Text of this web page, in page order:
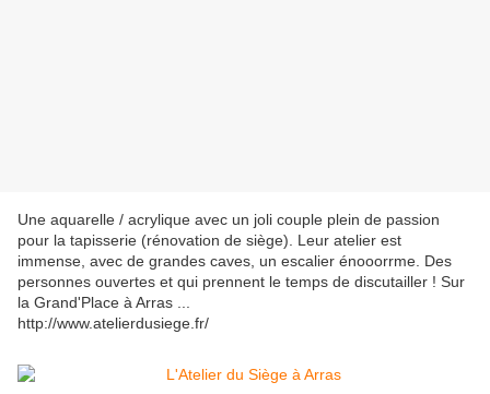
Une aquarelle / acrylique avec un joli couple plein de passion
pour la tapisserie (rénovation de siège). Leur atelier est
immense, avec de grandes caves, un escalier énooorrme. Des
personnes ouvertes et qui prennent le temps de discutailler ! Sur
la Grand'Place à Arras ...
http://www.atelierdusiege.fr/